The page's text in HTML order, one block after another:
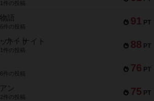
1件の投稿
91 PT
語
6件の投稿
88 PT
ト・ナイト
1件の投稿
76 PT
6件の投稿
75 PT
ン
2件の投稿